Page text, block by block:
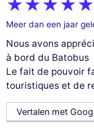
Meer dan een jaar
Nous avons
à bord du Batobus
Le fait de pouvoir
touristiques et de
Vertalen met